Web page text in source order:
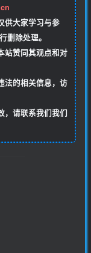
供大家学习与参
删除处理。
站赞同其观点和对
法的相关信息，访
，请联系我们我们